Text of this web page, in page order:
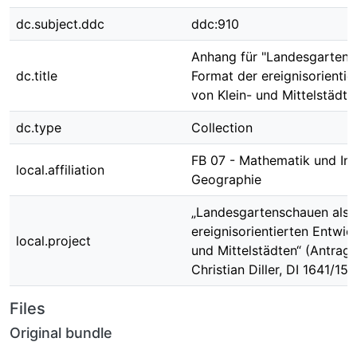
dc.subject.ddc ddc:910
dc.title
Anhang für
Format der
von Klein- und
dc.type Collection
local.affiliation
FB 07 - Mathematik und
Geographie
local.project
„Landesgartenschauen als
ereignisorientierten
und Mittelstädten“
Christian Diller, DI 1641/15-
Files
Original bundle